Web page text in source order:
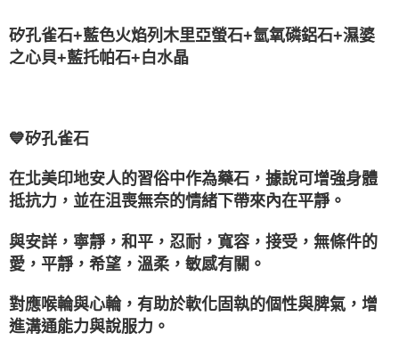
全家取貨付款
每筆NT$80，滿NT$3,000(含以上)免運費
賣家宅配幫您送（台灣）
每筆NT$80，滿NT$3,000(含以上)免運費
郵局幫你送（離島）
每筆NT$80，滿NT$3,000(含以上)免運費
付款後門市自取
矽孔雀石+藍色火焰列木里亞螢石+氫氧磷鋁石+濕婆
之心貝+藍托帕石+白水晶
💙矽孔雀石
在北美印地安人的習俗中作為藥石，據說可增強身體
抵抗力，並在沮喪無奈的情緒下帶來內在平靜。
與安詳，寧靜，和平，忍耐，寬容，接受，無條件的
愛，平靜，希望，溫柔，敏感有關。
對應喉輪與心輪，有助於軟化固執的個性與脾氣，增
進溝通能力與說服力。